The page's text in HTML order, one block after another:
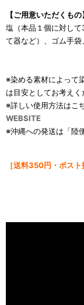
【ご用意いただくもの】
塩（本品１個に対し
て器など）、ゴム手
※染める素材によって
は目安としてお考えく
※詳しい使用方法はこ
WEBSITE
※沖縄への発送は「陸
［送料350円・ポスト